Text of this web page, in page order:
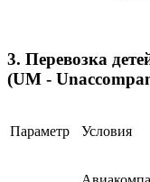
3. Перевозка
(UM -
Параметр Условия